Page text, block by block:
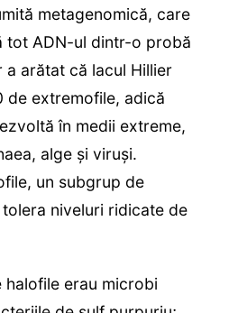
metagenomică, care
tot ADN-ul dintr-o probă
a arătat că lacul Hillier
de extremofile, adică
în medii extreme,
alge și viruși.
un subgrup de
niveluri ridicate de
erau microbi